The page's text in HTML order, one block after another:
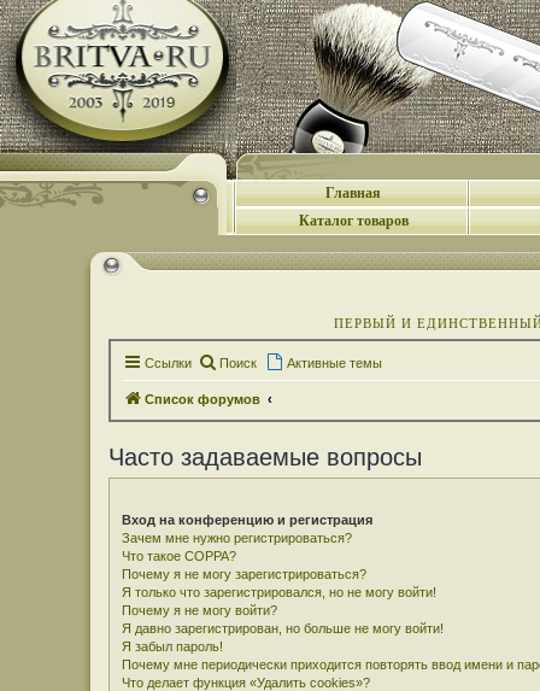
Главная
Каталог товаров
ПЕРВЫЙ И
Ссылки Поиск Активные темы
Список форумов
Часто задаваемые вопросы
Вход на конференцию и регистрация
Зачем мне нужно регистрироваться?
Что такое COPPA?
Почему я не могу зарегистрироваться?
Я только что зарегистрировался, но не могу войти!
Почему я не могу войти?
Я давно зарегистрирован, но больше не могу войти!
Я забыл пароль!
Почему мне периодически приходится повторять ввод имени и
Что делает функция «Удалить cookies»?